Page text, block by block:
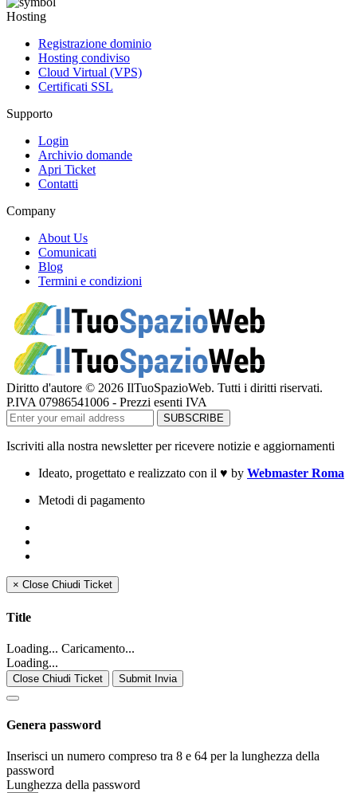
Hosting
Registrazione dominio
Hosting condiviso
Cloud Virtual (VPS)
Certificati SSL
Supporto
Login
Archivio domande
Apri Ticket
Contatti
Company
About Us
Comunicati
Blog
Termini e condizioni
Diritto d'autore © 2026 IlTuoSpazioWeb. Tutti i diritti riservati.
P.IVA 07986541006 - Prezzi esenti IVA
Iscriviti alla nostra newsletter per ricevere notizie e aggiornamenti
Ideato, progettato e realizzato con il ♥ by Webmaster Roma
Metodi di pagamento
× Close Chiudi Ticket
Title
Loading... Caricamento...
Loading...
Close Chiudi Ticket Submit Invia
Genera password
Inserisci un numero compreso tra 8 e 64 per la lunghezza della
password
Lunghezza della password